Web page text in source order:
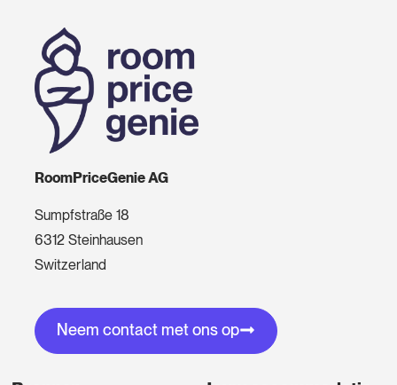
RoomPriceGenie AG
Sumpfstraße 18
6312 Steinhausen
Switzerland
Neem contact met ons op